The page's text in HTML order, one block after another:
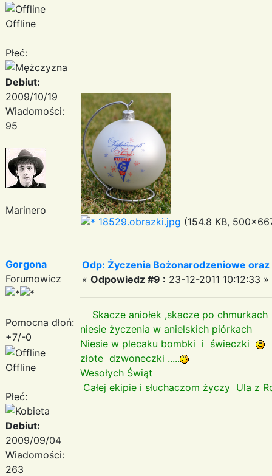
Offline
Płeć:
Debiut:
2009/10/19
Wiadomości:
95
Marinero
18529.obrazki.jpg (154.8 KB,
Gorgona
Forumowicz
Pomocna dłoń:
+7/-0
Offline
Płeć:
Debiut:
2009/09/04
Wiadomości:
263
Odp: Życzenia Bożonarodzeniowe
« Odpowiedz #9 : 23-12-2011 10:12:33 »
Skacze aniołek ,skacze po chmurkach
niesie życzenia w anielskich piórkach
Niesie w plecaku bombki i świeczki
złote dzwoneczki .....
Wesołych Świąt
Całej ekipie i słuchaczom życzy Ula